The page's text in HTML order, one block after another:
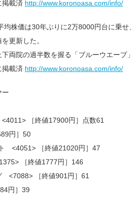
載済 http://www.koronoasa.com/info/
均株価は30年ぶりに2万8000円台に乗
更新した。
両院の過半数を握る「ブルーウエーブ
載済 http://www.koronoasa.com/info/
ー
［終値17900円］点数61
円］50
<4051> ［終値21020円］47
［終値1777円］146
<7088> ［終値901円］61
円］39